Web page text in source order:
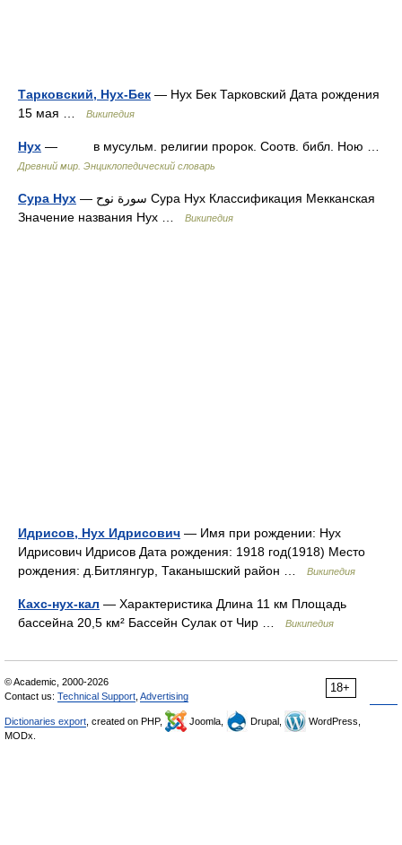
Тарковский, Нух-Бек — Нух Бек Тарковский Дата рождения
15 мая …
Википедия
Нух — в мусульм. религии пророк. Соотв. библ. Ною …
Древний мир. Энциклопедический словарь
Сура Нух — سورة نوح Сура Нух Классификация Мекканская
Значение названия Нух …
Википедия
Идрисов, Нух Идрисович — Имя при рождении: Нух
Идрисович Идрисов Дата рождения: 1918 год(1918) Место
рождения: д.Битлянгур, Таканышский район …
Википедия
Кахс-нух-кал — Характеристика Длина 11 км Площадь
бассейна 20,5 км² Бассейн Сулак от Чир …
Википедия
18+
© Academic, 2000-2026
Contact us: Technical Support Advertising
Dictionaries export , created on PHP, Joomla, Drupal,
WordPress,
MODx.